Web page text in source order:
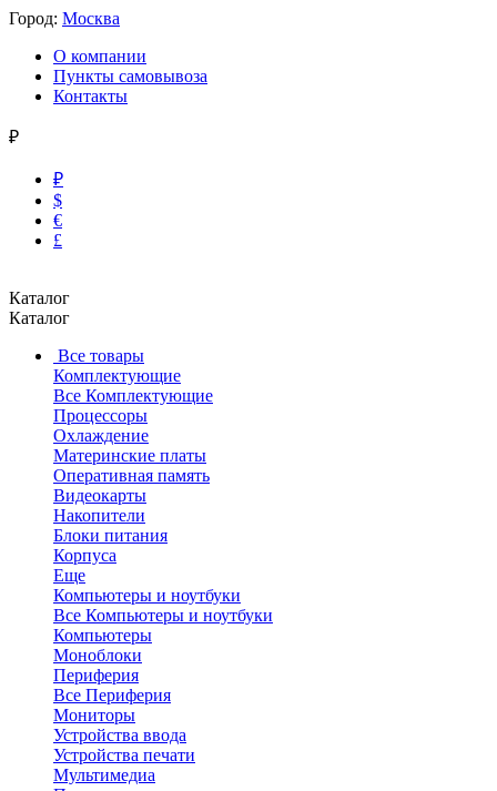
Город: Москва
О компании
Пункты самовывоза
Контакты
₽
₽
$
€
£
Каталог
Каталог
Все товары
Комплектующие
Все Комплектующие
Процессоры
Охлаждение
Материнские платы
Оперативная память
Видеокарты
Накопители
Блоки питания
Корпуса
Еще
Компьютеры и ноутбуки
Все Компьютеры и ноутбуки
Компьютеры
Моноблоки
Периферия
Все Периферия
Мониторы
Устройства ввода
Устройства печати
Мультимедиа